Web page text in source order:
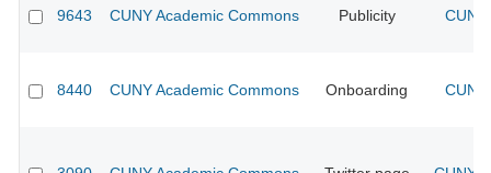
9643 CUNY Academic Commons Publicity
8440 CUNY Academic Commons Onboarding